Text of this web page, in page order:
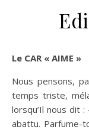
Le CAR « AIME »
Nous pensons,
temps triste,
lorsqu’Il nous dit
abattu. Parfume-